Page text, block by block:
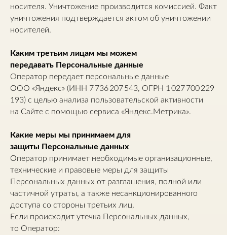
носителя. Уничтожение производится комиссией. Факт
уничтожения подтверждается актом об уничтожении
носителей.
Каким третьим лицам мы можем
передавать Персональные данные
Оператор передает персональные данные
ООО «Яндекс» (ИНН 7 736 207 543, ОГРН 1 027 700 229
193) с целью анализа пользовательской активности
на Сайте с помощью сервиса «Яндекс.Метрика».
Какие меры мы принимаем для
защиты Персональные данных
Оператор принимает необходимые организационные,
технические и правовые меры для защиты
Персональных данных от разглашения, полной или
частичной утраты, а также несанкционированного
доступа со стороны третьих лиц.
Если происходит утечка Персональных данных,
то Оператор: